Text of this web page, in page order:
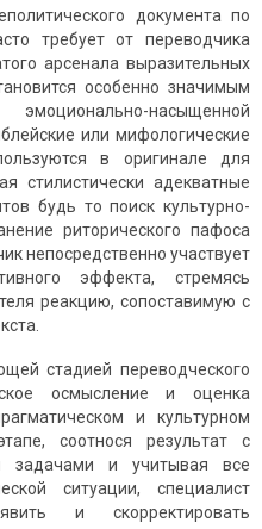
документа по
требует от переводчика
арсенала выразительных
особенно значимым
насыщенной
или мифологические
в оригинале для
стилистически адекватные
будь то поиск культурно-
риторического пафоса
непосредственно участвует
эффекта, стремясь
реакцию, сопоставимую с
стадией переводческого
осмысление и оценка
и культурном
соотнося результат с
задачами и учитывая все
ситуации, специалист
и скорректировать